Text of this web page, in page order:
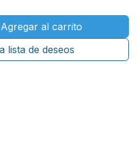
Agregar al carrito
lista de deseos